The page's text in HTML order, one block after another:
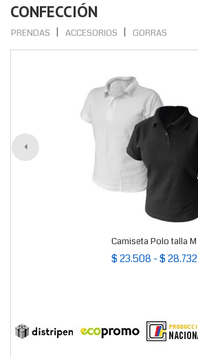
CONFECCIÓN
PRENDAS ACCESORIOS GORRAS
Camiseta Polo talla M
$ 23.508 - $ 28.732